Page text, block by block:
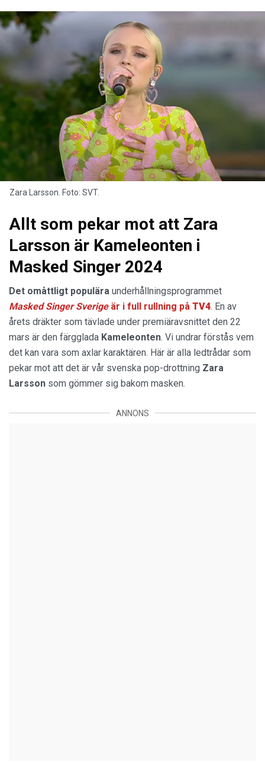
Zara Larsson. Foto: SVT.
Allt som pekar mot att Zara
Larsson är Kameleonten i
Masked Singer 2024
Det omåttligt populära underhållningsprogrammet
Masked Singer Sverigeär i full rullning på TV4. En av
årets dräkter som tävlade under premiäravsnittet den 22
mars är den färgglada Kameleonten. Vi undrar förstås vem
det kan vara som axlar karaktären. Här är alla ledtrådar som
pekar mot att det är vår svenska pop-drottning Zara
Larsson som gömmer sig bakom masken.
ANNONS